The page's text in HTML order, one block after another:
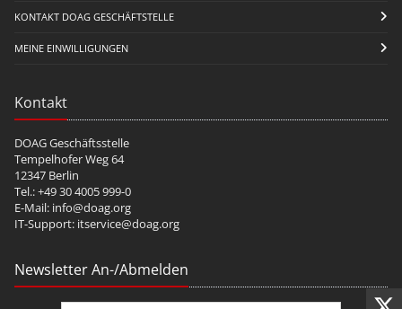
KONTAKT DOAG GESCHÄFTSTELLE
MEINE EINWILLIGUNGEN
Kontakt
DOAG Geschäftsstelle
Tempelhofer Weg 64
12347 Berlin
Tel.: +49 30 4005 999-0
E-Mail: info@doag.org
IT-Support: itservice@doag.org
Newsletter An-/Abmelden